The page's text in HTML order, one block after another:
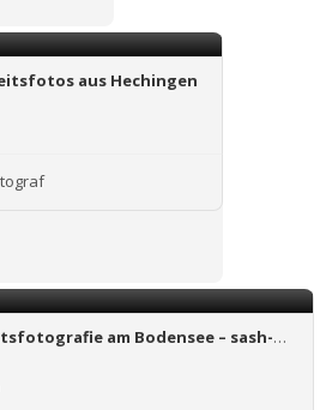
aus Hechingen
am Bodensee – sash-